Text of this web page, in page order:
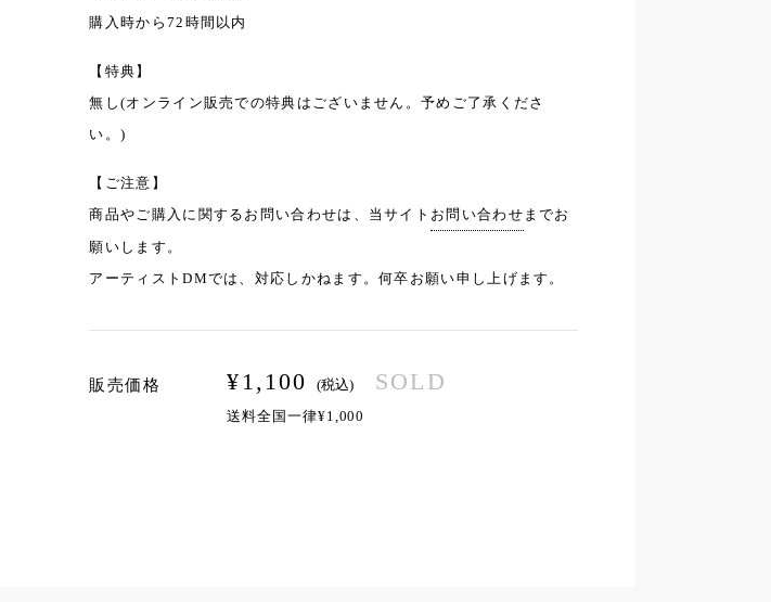
購入時から72時間以内
【特典】
無し(オンライン販売での特典はございません。予めご了承くださ
い。)
【ご注意】
商品やご購入に関するお問い合わせは、当サイト お問い合わせ までお
願いします。
アーティストDMでは、対応しかねます。何卒お願い申し上げます。
販売価格 ¥ 1,100 (税込) SOLD
送料全国一律¥1,000